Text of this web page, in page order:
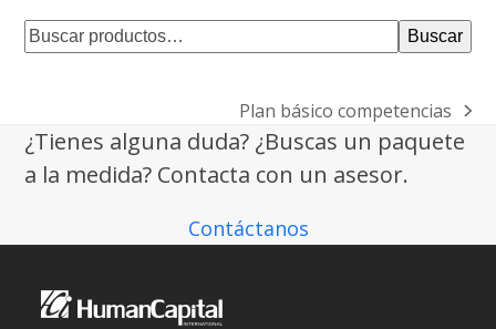
Buscar
next
post:
Plan básico competencias
¿Tienes alguna duda? ¿Buscas un paquete
a la medida? Contacta con un asesor.
Contáctanos